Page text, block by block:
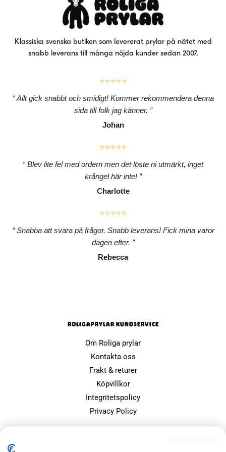
Klassiska svenska butiken som levererat prylar på nätet med
snabb leverans till många nöjda kunder sedan 2007.
⭐⭐⭐⭐⭐
Allt gick snabbt och smidigt! Kommer rekommendera denna
sida till folk jag känner.
Johan
⭐⭐⭐⭐⭐
Blev lite fel med ordern men det löste ni utmärkt, inget
krångel här inte!
Charlotte
⭐⭐⭐⭐⭐
Snabba att svara på frågor. Snabb leverans! Fick mina varor
dagen efter.
Rebecca
ROLIGAPRYLAR KUNDSERVICE
Om Roliga prylar
Kontakta oss
Frakt & returer
Köpvillkor
Integritetspolicy
Privacy Policy